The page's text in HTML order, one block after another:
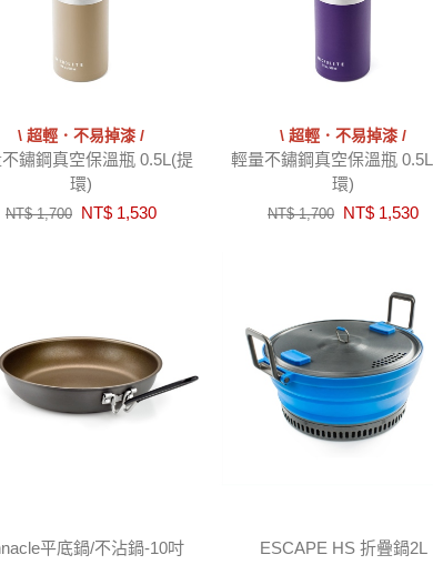
\ 超輕．不易掉漆 /
鏽鋼真空保溫瓶 0.5L(提
環)
NT$ 1,700 NT$ 1,530
\ 超輕．不易掉漆 /
輕量不鏽鋼真空保溫瓶
環)
NT$ 1,700 NT$ 1,530
平底鍋/不沾鍋-10吋 ESCAPE HS 折疊鍋2L